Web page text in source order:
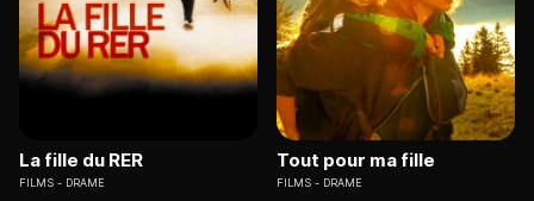
La fille du RER
FILMS DRAME
Tout pour ma fille
FILMS DRAME